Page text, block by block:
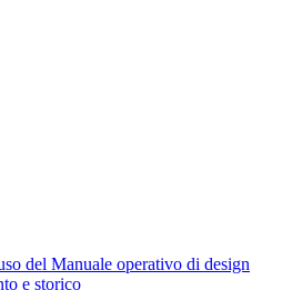
del Manuale operativo di design
e storico